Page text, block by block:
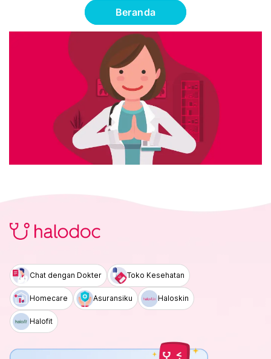
Beranda
Chat dengan Dokter Toko Kesehatan
Homecare Asuransiku Haloskin
Halofit